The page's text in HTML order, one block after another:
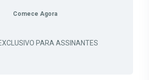
Comece Agora
PARA ASSINANTES